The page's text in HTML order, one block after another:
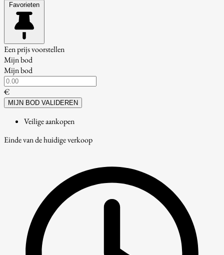
Favorieten
Een prijs voorstellen
Mijn bod
Mijn bod
€
MIJN BOD VALIDEREN
Veilige aankopen
Einde van de huidige verkoop